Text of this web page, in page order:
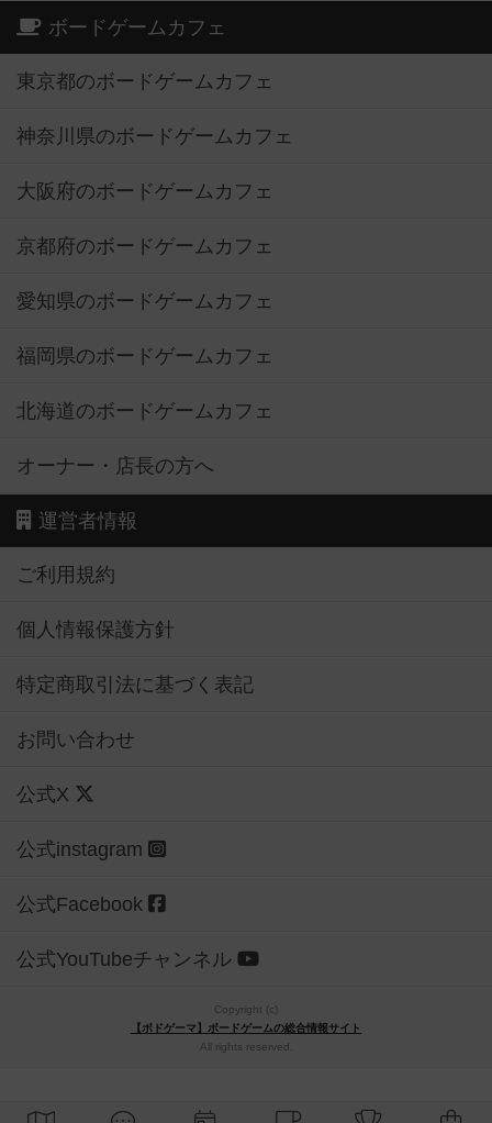
ボードゲームカフェ
東京都のボードゲームカフェ
神奈川県のボードゲームカフェ
大阪府のボードゲームカフェ
京都府のボードゲームカフェ
愛知県のボードゲームカフェ
福岡県のボードゲームカフェ
北海道のボードゲームカフェ
オーナー・店長の方へ
運営者情報
ご利用規約
個人情報保護方針
特定商取引法に基づく表記
お問い合わせ
公式X
公式instagram
公式Facebook
公式YouTubeチャンネル
Copyright (c)
【ボドゲーマ】ボードゲームの総合情報サイト
All rights reserved.